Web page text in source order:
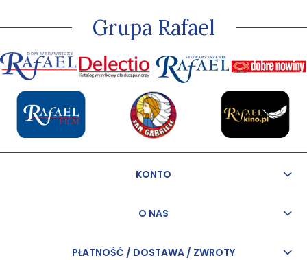
Grupa Rafael
KONTO
O NAS
PŁATNOŚĆ / DOSTAWA / ZWROTY